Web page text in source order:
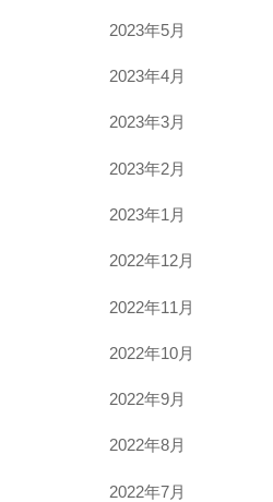
2023年5月
2023年4月
2023年3月
2023年2月
2023年1月
2022年12月
2022年11月
2022年10月
2022年9月
2022年8月
2022年7月